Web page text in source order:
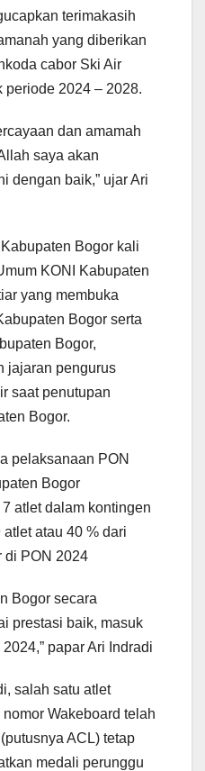
terimakasih
yang diberikan
cabor Ski Air
periode 2024 – 2028.
dan amamah
saya akan
dengan baik,” ujar Ari
Bogor kali
KONI Kabupaten
yang membuka
Bogor serta
Bogor,
jajaran pengurus
saat penutupan
Bogor.
pelaksanaan PON
Bogor
atlet dalam kontingen
atau 40 % dari
di PON 2024
Bogor secara
prestasi baik, masuk
papar Ari Indradi
salah satu atlet
Wakeboard telah
ACL) tetap
medali perunggu